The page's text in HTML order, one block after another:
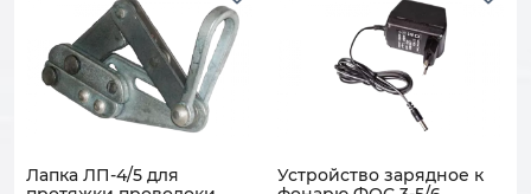
Лапка ЛП-4/5 для
Устройство зарядное к